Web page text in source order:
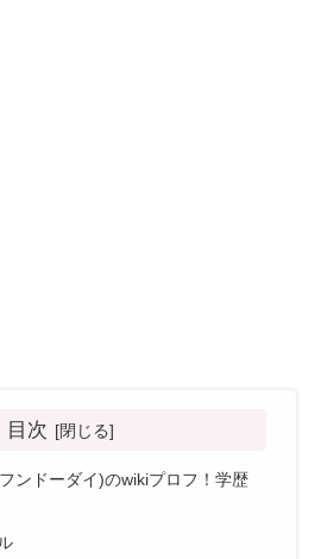
目次
ンドーダイ)のwikiプロフ！学歴